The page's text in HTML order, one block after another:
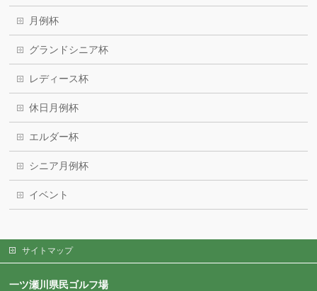
月例杯
グランドシニア杯
レディース杯
休日月例杯
エルダー杯
シニア月例杯
イベント
サイトマップ
一ツ瀬川県民ゴルフ場